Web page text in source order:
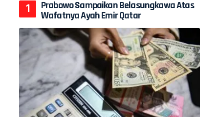
Prabowo Sampaikan Belasungkawa Atas
Wafatnya Ayah Emir Qatar